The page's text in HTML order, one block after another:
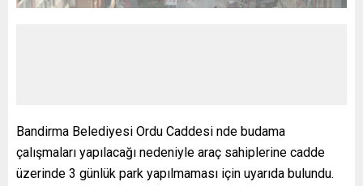
Bandirma Belediyesi Ordu Caddesi nde budama
çalışmaları yapılacağı nedeniyle araç sahiplerine cadde
üzerinde 3 günlük park yapılmaması için uyarıda bulundu.